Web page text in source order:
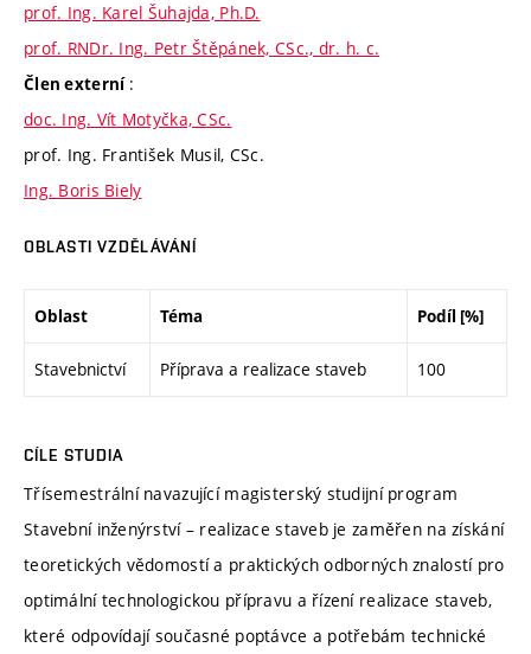
prof. Ing. Karel Šuhajda, Ph.D.
prof. RNDr. Ing. Petr Štěpánek, CSc., dr. h. c.
Člen externí :
doc. Ing. Vít Motyčka, CSc.
prof. Ing. František Musil, CSc.
Ing. Boris Biely
OBLASTI VZDĚLÁVÁNÍ
Oblast Téma Podíl [%]
Stavebnictví Příprava a realizace staveb 100
CÍLE STUDIA
Třísemestrální navazující magisterský studijní program
Stavební inženýrství – realizace staveb je zaměřen na získání
teoretických vědomostí a praktických odborných znalostí pro
optimální technologickou přípravu a řízení realizace staveb,
které odpovídají současné poptávce a potřebám technické